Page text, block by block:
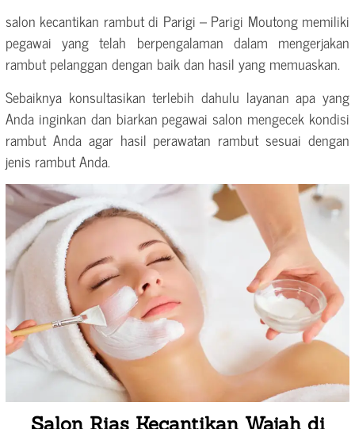
salon kecantikan rambut di Parigi – Parigi Moutong memiliki
pegawai yang telah berpengalaman dalam mengerjakan
rambut pelanggan dengan baik dan hasil yang memuaskan.
Sebaiknya konsultasikan terlebih dahulu layanan apa yang
Anda inginkan dan biarkan pegawai salon mengecek kondisi
rambut Anda agar hasil perawatan rambut sesuai dengan
jenis rambut Anda.
Salon Rias Kecantikan Wajah di